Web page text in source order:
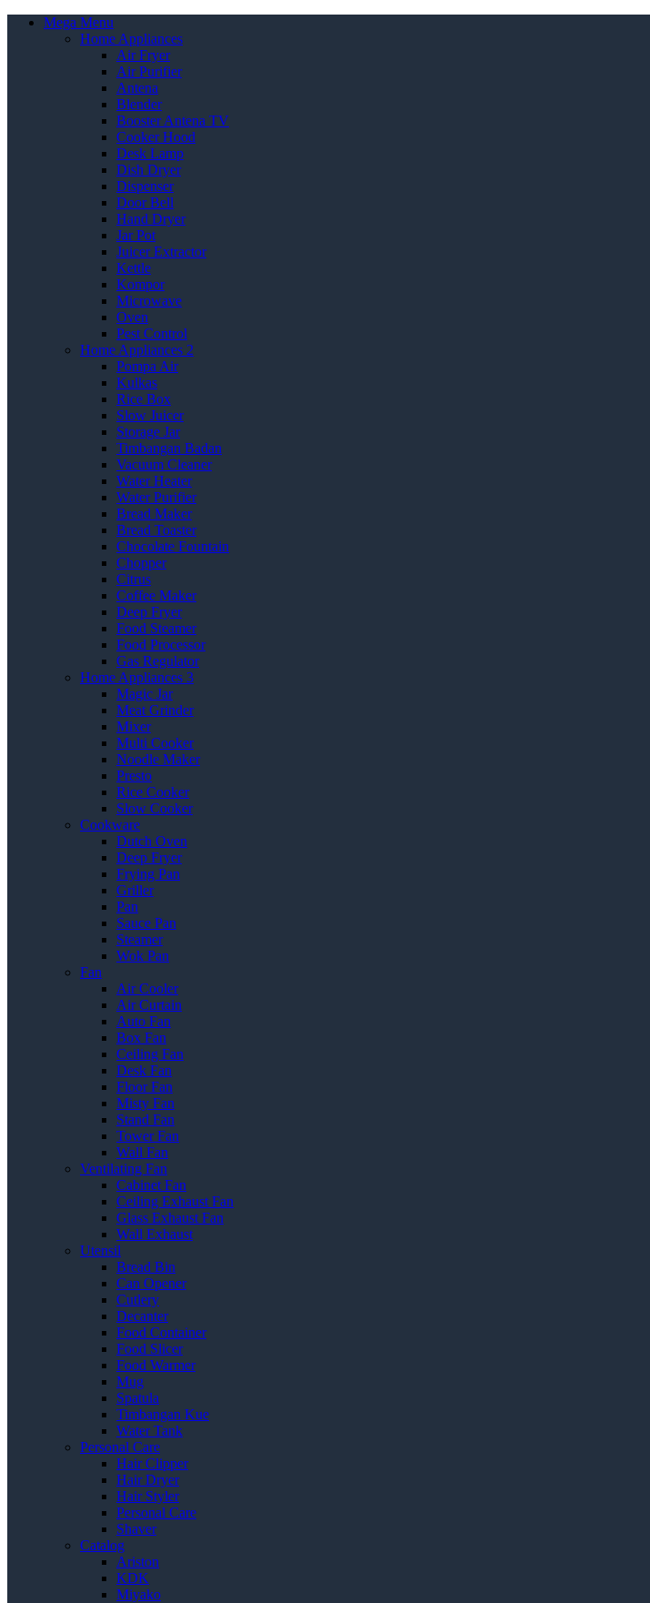
Mega Menu
Home Appliances
Air Fryer
Air Purifier
Antena
Blender
Booster Antena TV
Cooker Hood
Desk Lamp
Dish Dryer
Dispenser
Door Bell
Hand Dryer
Jar Pot
Juicer Extractor
Kettle
Kompor
Microwave
Oven
Pest Control
Home Appliances 2
Pompa Air
Kulkas
Rice Box
Slow Juicer
Storage Jar
Timbangan Badan
Vacuum Cleaner
Water Heater
Water Purifier
Bread Maker
Bread Toaster
Chocolate Fountain
Chopper
Citrus
Coffee Maker
Deep Fryer
Food Steamer
Food Processor
Gas Regulator
Home Appliances 3
Magic Jar
Meat Grinder
Mixer
Multi Cooker
Noodle Maker
Presto
Rice Cooker
Slow Cooker
Cookware
Dutch Oven
Deep Fryer
Frying Pan
Griller
Pan
Sauce Pan
Steamer
Wok Pan
Fan
Air Cooler
Air Curtain
Auto Fan
Box Fan
Ceiling Fan
Desk Fan
Floor Fan
Misty Fan
Stand Fan
Tower Fan
Wall Fan
Ventilating Fan
Cabinet Fan
Ceiling Exhaust Fan
Glass Exhaust Fan
Wall Exhaust
Utensil
Bread Bin
Can Opener
Cutlery
Decanter
Food Container
Food Slicer
Food Warmer
Mug
Spatula
Timbangan Kue
Water Tank
Personal Care
Hair Clipper
Hair Dryer
Hair Styler
Personal Care
Shaver
Catalog
Ariston
KDK
Miyako